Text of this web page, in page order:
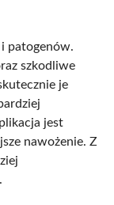
i patogenów.
szkodliwe
je
jest
nawożenie. Z